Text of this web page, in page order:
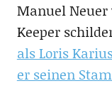
Manuel
Keeper
als Loris
er seinen